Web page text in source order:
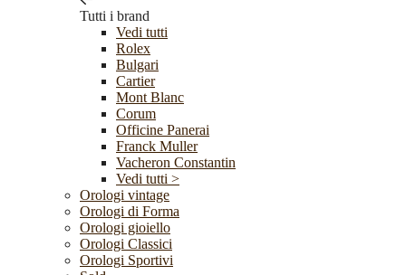
Tutti i brand
Vedi tutti
Rolex
Bulgari
Cartier
Mont Blanc
Corum
Officine Panerai
Franck Muller
Vacheron Constantin
Vedi tutti >
Orologi vintage
Orologi di Forma
Orologi gioiello
Orologi Classici
Orologi Sportivi